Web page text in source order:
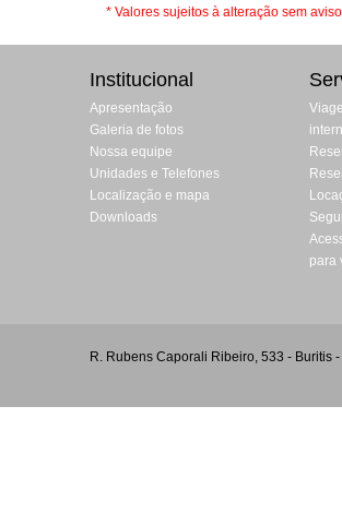
* Valores sujeitos à alteração sem
Institucional
Apresentação
Galeria de fotos
Nossa equipe
Unidades e Telefones
Localização e mapa
Downloads
para
R. Rubens Caporali Ribeiro, 533 - Buritis